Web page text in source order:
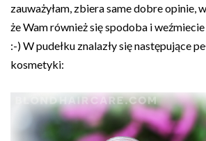
zauważyłam, zbiera same dobre opinie,
że Wam również się spodoba i
:-) W pudełku znalazły się następujące
kosmetyki: